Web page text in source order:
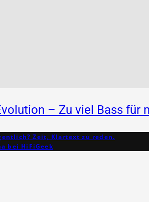
– Zu viel Bass für
Zeit, Klartext zu reden.
bei HiFiGeek